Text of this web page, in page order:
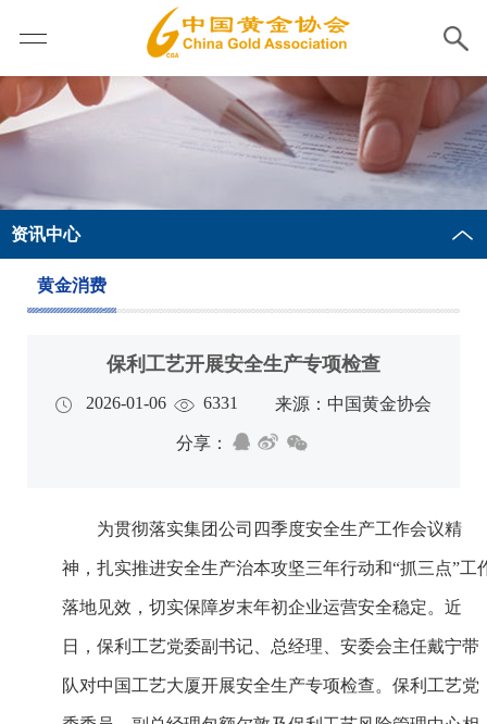
资讯中心
黄金消费
保利工艺开展安全生产专项检查
2026-01-06 6331 来源：中国黄金协会
分享：
为贯彻落实集团公司四季度安全生产工作会议精
神，扎实推进安全生产治本攻坚三年行动和“抓三点”工
落地见效，切实保障岁末年初企业运营安全稳定。近
日，保利工艺党委副书记、总经理、安委会主任戴宁带
队对中国工艺大厦开展安全生产专项检查。保利工艺党